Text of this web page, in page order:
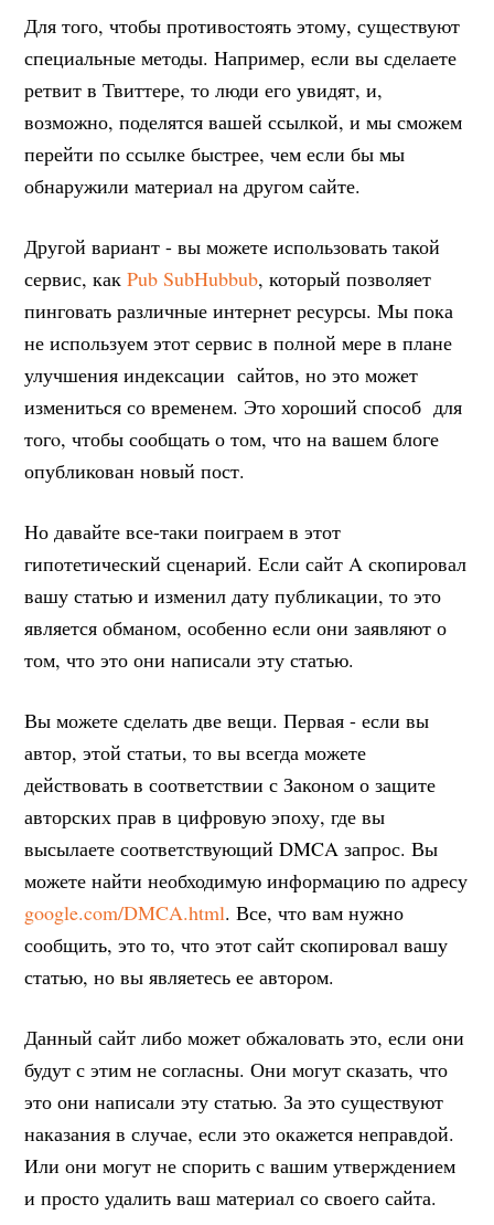
Для того, чтобы противостоять этому, существуют
специальные методы. Например, если вы сделаете
ретвит в Твиттере, то люди его увидят, и,
возможно, поделятся вашей ссылкой, и мы сможем
перейти по ссылке быстрее, чем если бы мы
обнаружили материал на другом сайте.
Другой вариант - вы можете использовать такой
сервис, какPub SubHubbub, который позволяет
пинговать различные интернет ресурсы. Мы пока
не используем этот сервис в полной мере в плане
улучшения индексации сайтов, но это может
измениться со временем. Это хороший способ для
тогo, чтобы сообщать о том, что на вашем блоге
опубликован новый пост.
Но давайте все-таки поиграем в этот
гипотетический сценарий. Если сайт A скопировал
вашу статью и изменил дату публикации, то это
является обманом, особенно если они заявляют о
том, что это они написали эту статью.
Вы можете сделать две вещи. Первая - если вы
автор, этой статьи, то вы всегда можете
действовать в соответствии с Законом о защите
авторских прав в цифровую эпоху, где вы
высылаете соответствующий DMCA запрос. Вы
можете найти необходимую информацию по адресу
google.com/DMCA.html. Все, что вам нужно
сообщить, это то, что этот сайт скопировал вашу
статью, но вы являетесь ее автором.
Данный сайт либо может обжаловать это, если они
будут с этим не согласны. Они могут сказать, что
это они написали эту статью. За это существуют
наказания в случае, если это окажется неправдой.
Или они могут не спорить с вашим утверждением
и просто удалить ваш материал со своего сайта.